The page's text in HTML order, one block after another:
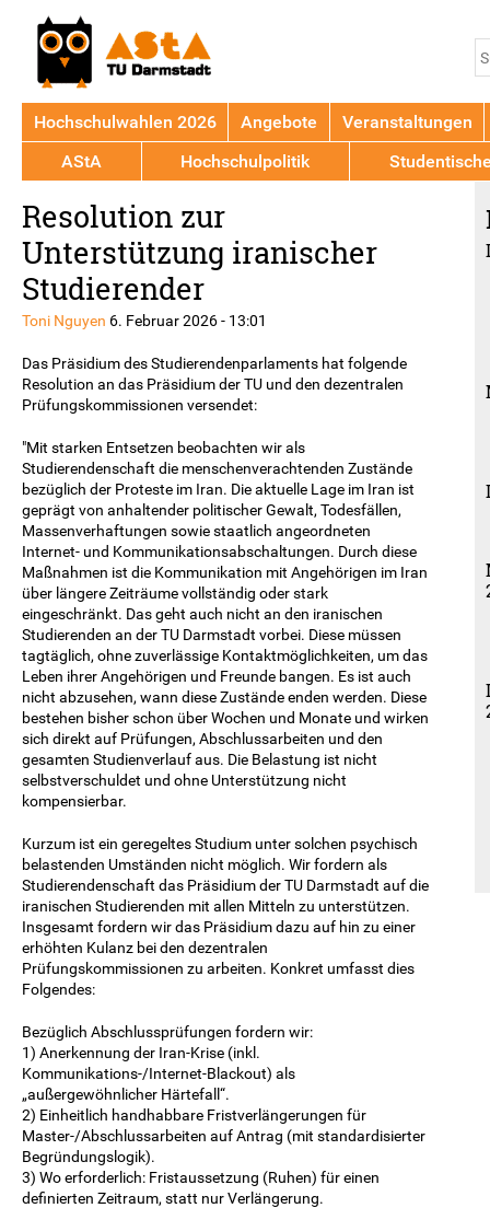
to
top
Resolution zur
Unterstützung iranischer
Studierender
Toni Nguyen 6. Februar 2026 - 13:01
Das Präsidium des Studierendenparlaments hat folgende
Resolution an das Präsidium der TU und den dezentralen
Prüfungskommissionen versendet:
"Mit starken Entsetzen beobachten wir als
Studierendenschaft die menschenverachtenden Zustände
bezüglich der Proteste im Iran. Die aktuelle Lage im Iran ist
geprägt von anhaltender politischer Gewalt, Todesfällen,
Massenverhaftungen sowie staatlich angeordneten
Internet- und Kommunikationsabschaltungen. Durch diese
Maßnahmen ist die Kommunikation mit Angehörigen im Iran
über längere Zeiträume vollständig oder stark
eingeschränkt. Das geht auch nicht an den iranischen
Studierenden an der TU Darmstadt vorbei. Diese müssen
tagtäglich, ohne zuverlässige Kontaktmöglichkeiten, um das
Leben ihrer Angehörigen und Freunde bangen. Es ist auch
nicht abzusehen, wann diese Zustände enden werden. Diese
bestehen bisher schon über Wochen und Monate und wirken
sich direkt auf Prüfungen, Abschlussarbeiten und den
gesamten Studienverlauf aus. Die Belastung ist nicht
selbstverschuldet und ohne Unterstützung nicht
kompensierbar.
Kurzum ist ein geregeltes Studium unter solchen psychisch
belastenden Umständen nicht möglich. Wir fordern als
Studierendenschaft das Präsidium der TU Darmstadt auf die
iranischen Studierenden mit allen Mitteln zu unterstützen.
Insgesamt fordern wir das Präsidium dazu auf hin zu einer
erhöhten Kulanz bei den dezentralen
Prüfungskommissionen zu arbeiten. Konkret umfasst dies
Folgendes:
Bezüglich Abschlussprüfungen fordern wir:
1) Anerkennung der Iran-Krise (inkl.
Kommunikations-/Internet-Blackout) als
„außergewöhnlicher Härtefall“.
2) Einheitlich handhabbare Fristverlängerungen für
Master-/Abschlussarbeiten auf Antrag (mit standardisierter
Begründungslogik).
3) Wo erforderlich: Fristaussetzung (Ruhen) für einen
definierten Zeitraum, statt nur Verlängerung.
Hochschulwahlen 2026 Angebote
Veranstaltungen
AStA
Hochschulpolitik